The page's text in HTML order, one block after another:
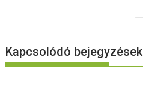
Kapcsolódó bejegyzések